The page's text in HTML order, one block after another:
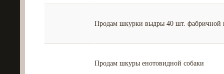
Продам шкурки выдры 40 шт. фабричной
Продам шкуры енотовидной собаки